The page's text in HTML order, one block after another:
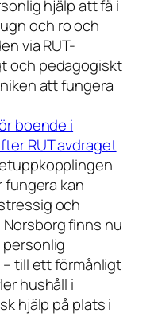
hjälp att få i
och ro och
via RUT-
och pedagogiskt
att fungera
boende i
RUT avdraget
fungera kan
och
finns nu
till ett förmånligt
hushåll i
hjälp på plats i